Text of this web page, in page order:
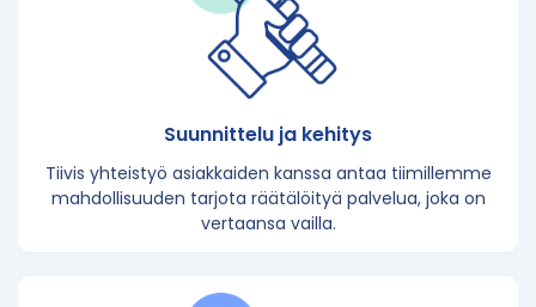
Suunnittelu ja kehitys
Tiivis yhteistyö asiakkaiden kanssa antaa tiimillemme
mahdollisuuden tarjota räätälöityä palvelua, joka on
vertaansa vailla.